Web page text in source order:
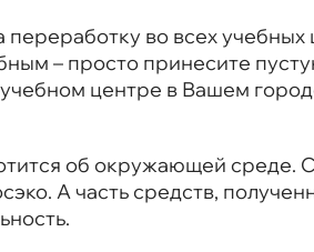
во всех
– просто принесите
центре в Вашем
об окружающей среде.
. А часть средств,